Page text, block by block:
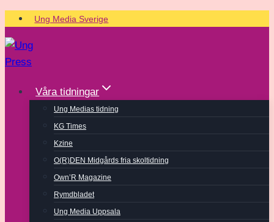
Skip
to
content
Ung Media Sverige
Våra tidningar
Ung Medias tidning
KG Times
Kzine
O(R)DEN Midgårds fria skoltidning
Own’R Magazine
Rymdbladet
Ung Media Uppsala